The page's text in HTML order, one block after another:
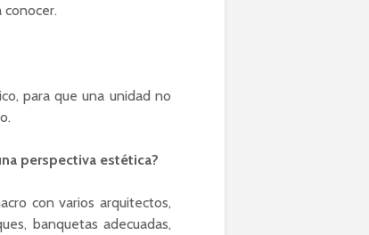
para que una unidad no
perspectiva estética?
con varios arquitectos,
banquetas adecuadas,